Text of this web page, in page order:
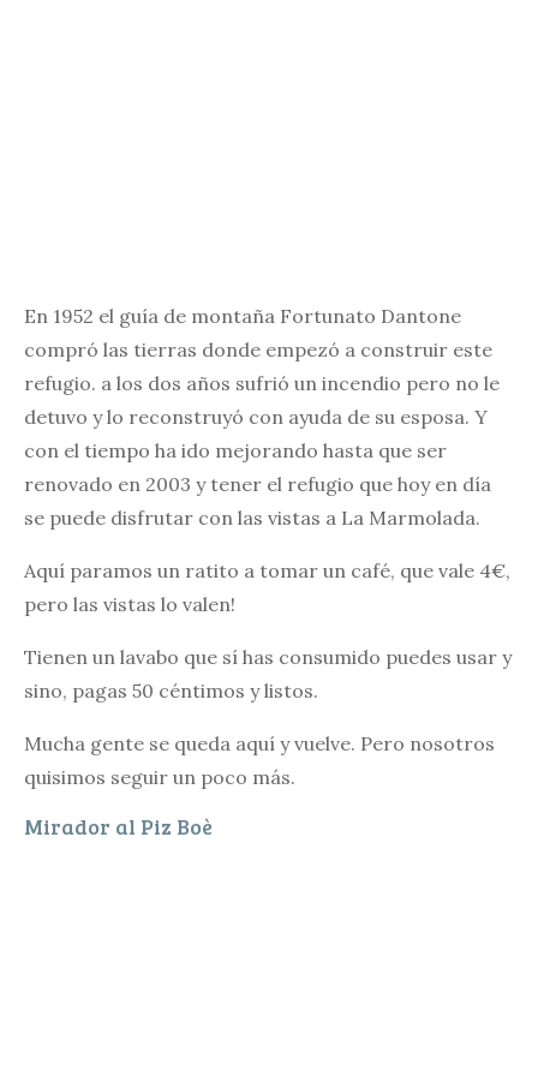
En 1952 el guía de montaña Fortunato Dantone
compró las tierras donde empezó a construir este
refugio. a los dos años sufrió un incendio pero no le
detuvo y lo reconstruyó con ayuda de su esposa. Y
con el tiempo ha ido mejorando hasta que ser
renovado en 2003 y tener el refugio que hoy en día
se puede disfrutar con las vistas a La Marmolada.
Aquí paramos un ratito a tomar un café, que vale 4€,
pero las vistas lo valen!
Tienen un lavabo que sí has consumido puedes usar y
sino, pagas 50 céntimos y listos.
Mucha gente se queda aquí y vuelve. Pero nosotros
quisimos seguir un poco más.
Mirador al Piz Boè